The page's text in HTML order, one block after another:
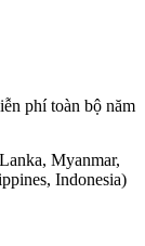
phí toàn bộ năm
Myanmar,
Indonesia)